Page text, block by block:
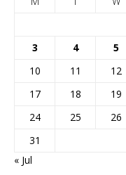
3
4 5
10
11 12
17
18 19
24
25 26
31
« Jul